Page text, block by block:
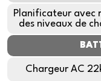
Planificateur avec
des niveaux de
Chargeur AC